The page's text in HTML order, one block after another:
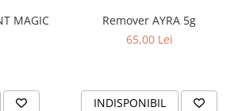
MAGIC
Remover AYRA 5g
65,00 Lei
INDISPONIBIL